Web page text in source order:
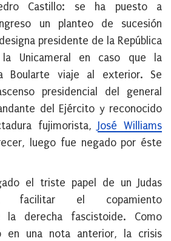
Castillo: se ha puesto a
un planteo de sucesión
presidente de la República
Unicameral en caso que la
Boularte viaje al exterior. Se
presidencial del general
del Ejército y reconocido
fujimorista,José Williams
luego fue negado por éste
el triste papel de un Judas
facilitar el copamiento
la derecha fascistoide. Como
en una nota anterior, la crisis